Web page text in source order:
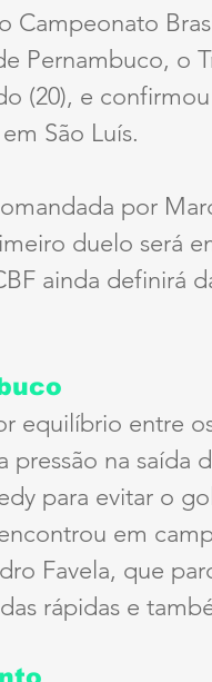
Campeonato
Pernambuco, o
(20), e
São Luís.
por
duelo será
ainda definirá
equilíbrio entre
na saída
para evitar o
em
Favela, que
rápidas e